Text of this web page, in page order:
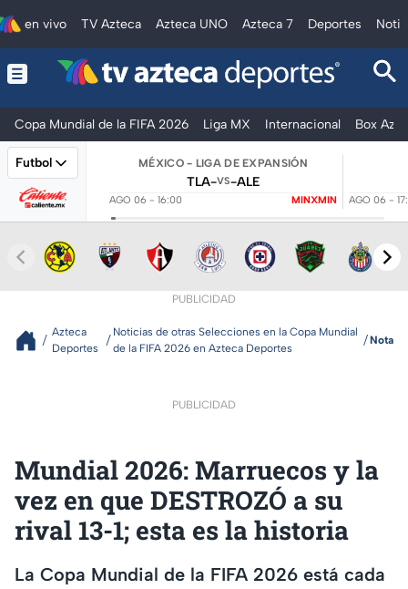
en vivo TV Azteca Azteca UNO Azteca 7 Deportes
Copa Mundial de la FIFA 2026 Liga MX Internacional Box
Futbol MÉXICO - LIGA DE EXPANSIÓN
TLA-VS-ALE
AGO 06 - 16:00 MINXMIN AGO 06 -
PUBLICIDAD
Azteca
Deportes
Noticias de otras Selecciones en la Copa Mundial
de la FIFA 2026 en Azteca Deportes
Nota
PUBLICIDAD
Mundial 2026: Marruecos y la
vez en que DESTROZÓ a su
rival 13-1; esta es la historia
La Copa Mundial de la FIFA 2026 está cada